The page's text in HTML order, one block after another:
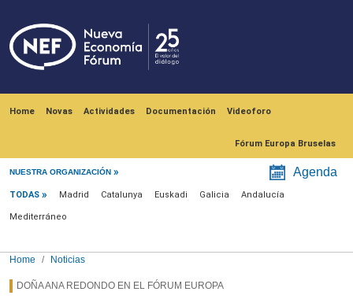
Home Novas Actividades Documentación Videoforo
Fórum Europa Bruselas
NUESTRA ORGANIZACIÓN Agenda
Menú noticias
TODAS Madrid Catalunya Euskadi Galicia Andalucía
Mediterráneo
Home Noticias
DOÑA ANA REDONDO EN EL FÓRUM EUROPA